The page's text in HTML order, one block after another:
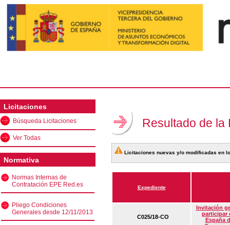
Licitaciones
Búsqueda Licitaciones
Ver Todas
Normativa
Normas Internas de
Contratación EPE Red.es
Pliego Condiciones
Generales desde 12/11/2013
Resultado de la
Licitaciones nuevas y/o modificadas en
Expediente
C025/18-CO
Invitación
participar
España